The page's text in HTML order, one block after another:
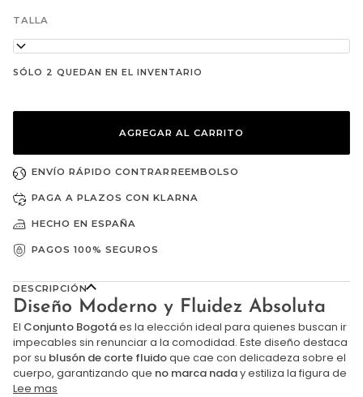
TALLA
38
SÓLO 2 QUEDAN EN EL INVENTARIO
AGREGAR AL CARRITO
ENVÍO RÁPIDO CONTRARREEMBOLSO
PAGA A PLAZOS CON KLARNA
HECHO EN ESPAÑA
PAGOS 100% SEGUROS
DESCRIPCIÓN
Diseño Moderno y Fluidez Absoluta
El Conjunto Bogotáes la elección ideal para quienes buscan ir
impecables sin renunciar a la comodidad. Este diseño destaca
por su blusón de corte fluidoque cae con delicadeza sobre el
cuerpo, garantizando que no marca naday estiliza la figura de
Lee mas